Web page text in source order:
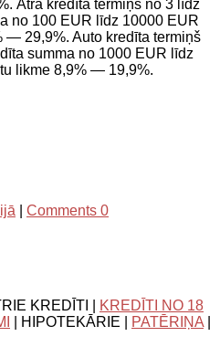
Ātrā kredīta termiņš no 3 līdz
no 100 EUR līdz 10000 EUR
— 29,9%. Auto kredīta termiņš
summa no 1000 EUR līdz
likme 8,9% — 19,9%.
Comments 0
KREDĪTI |
KREDĪTI NO 18
| HIPOTEKĀRIE | PATĒRIŅA